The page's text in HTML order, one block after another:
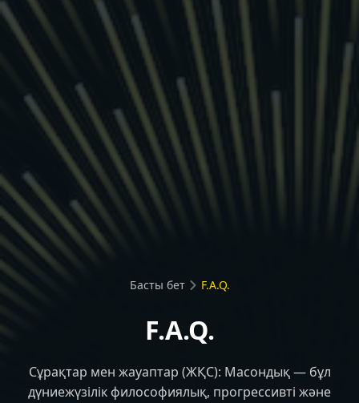
Басты бет F.A.Q.
F.A.Q.
Сұрақтар мен жауаптар (ЖҚС): Масондық — бұл
дүниежүзілік философиялық, прогрессивті және